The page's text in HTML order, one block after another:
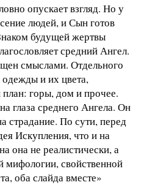
опускает взгляд. Но у
людей, и Сын готов
будущей жертвы
средний Ангел.
смыслами. Отдельного
одежды и их цвета,
горы, дом и прочее.
глаза среднего Ангела. Он
страдание. По сути, перед
Искупления, что и на
она не реалистически, а
мифологии, свойственной
оба слайда вместе»